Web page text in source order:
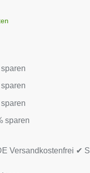
sparen
Versandkostenfrei ✔